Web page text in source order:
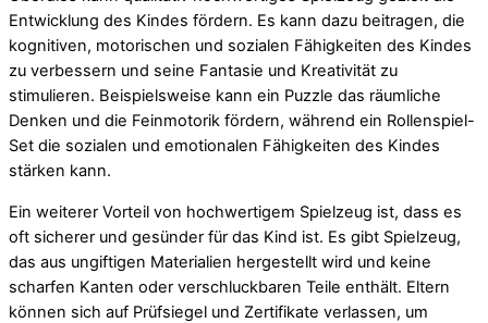
Entwicklung des Kindes fördern. Es kann dazu beitragen, die
kognitiven, motorischen und sozialen Fähigkeiten des Kindes
zu verbessern und seine Fantasie und Kreativität zu
stimulieren. Beispielsweise kann ein Puzzle das räumliche
Denken und die Feinmotorik fördern, während ein Rollenspiel-
Set die sozialen und emotionalen Fähigkeiten des Kindes
stärken kann.
Ein weiterer Vorteil von hochwertigem Spielzeug ist, dass es
oft sicherer und gesünder für das Kind ist. Es gibt Spielzeug,
das aus ungiftigen Materialien hergestellt wird und keine
scharfen Kanten oder verschluckbaren Teile enthält. Eltern
können sich auf Prüfsiegel und Zertifikate verlassen, um